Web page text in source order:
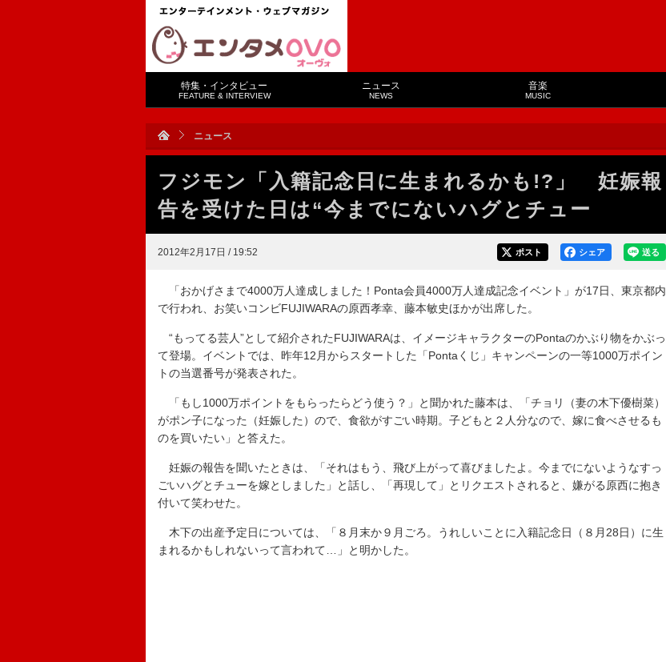
特集・インタビュー
FEATURE & INTERVIEW
ニュース
NEWS
音楽
MUSIC
ニュース
フジモン「入籍記念日に生まれるかも!?」 妊娠報
告を受けた日は“今までにないハグとチュー
2012年2月17日 / 19:52 送る
シェア
ポスト
「おかげさまで4000万人達成しました！Ponta会員4000万人達成記念イベント」が17日、東京都内
で行われ、お笑いコンビFUJIWARAの原西孝幸、藤本敏史ほかが出席した。
“もってる芸人”として紹介されたFUJIWARAは、イメージキャラクターのPontaのかぶり物をかぶっ
て登場。イベントでは、昨年12月からスタートした「Pontaくじ」キャンペーンの一等1000万ポイン
トの当選番号が発表された。
「もし1000万ポイントをもらったらどう使う？」と聞かれた藤本は、「チョリ（妻の木下優樹菜）
がポン子になった（妊娠した）ので、食欲がすごい時期。子どもと２人分なので、嫁に食べさせるも
のを買いたい」と答えた。
妊娠の報告を聞いたときは、「それはもう、飛び上がって喜びましたよ。今までにないようなすっ
ごいハグとチューを嫁としました」と話し、「再現して」とリクエストされると、嫌がる原西に抱き
付いて笑わせた。
木下の出産予定日については、「８月末か９月ごろ。うれしいことに入籍記念日（８月28日）に生
まれるかもしれないって言われて…」と明かした。